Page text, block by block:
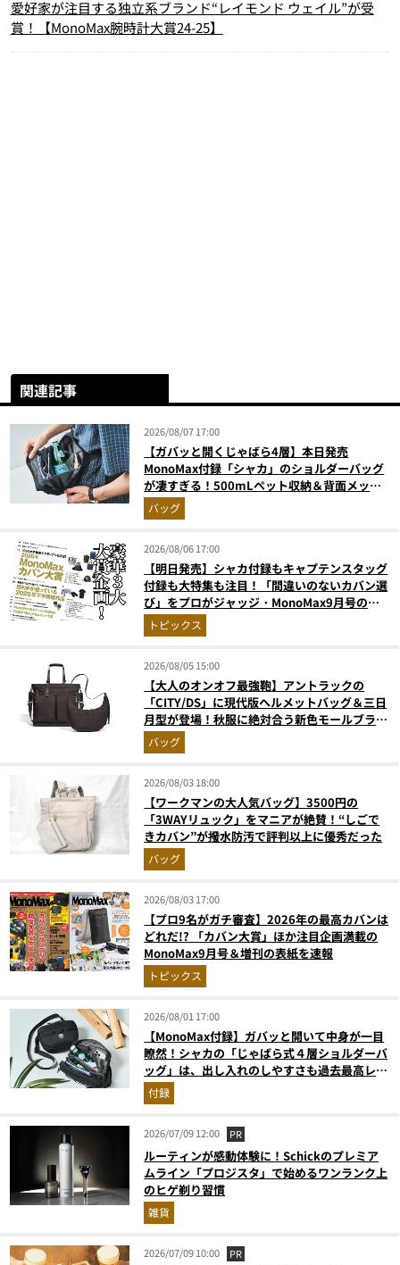
愛好家が注目する独立系ブランド“レイモンド ウェイル”が受
賞！【MonoMax腕時計大賞24-25】
関連記事
2026/08/07 17:00
【ガバッと開くじゃばら4層】本日発売
MonoMax付録「シャカ」のショルダーバッグ
が凄すぎる！500mLペット収納＆背面メッシ
ュでベタつかない
バッグ
2026/08/06 17:00
【明日発売】シャカ付録もキャプテンスタッグ
付録も大特集も注目！「間違いのないカバン選
び」をプロがジャッジ・MonoMax9月号の目
次を公開
トピックス
2026/08/05 15:00
【大人のオンオフ最強鞄】アントラックの
「CITY/DS」に現代版ヘルメットバッグ＆三日
月型が登場！秋服に絶対合う新色モールブラウ
ンが傑作
バッグ
2026/08/03 18:00
【ワークマンの大人気バッグ】3500円の
「3WAYリュック」をマニアが絶賛！“しごで
きカバン”が撥水防汚で評判以上に優秀だった
バッグ
2026/08/03 17:00
【プロ9名がガチ審査】2026年の最高カバンは
どれだ!? 「カバン大賞」ほか注目企画満載の
MonoMax9月号＆増刊の表紙を速報
トピックス
2026/08/01 17:00
【MonoMax付録】ガバッと開いて中身が一目
瞭然！シャカの「じゃばら式４層ショルダーバ
ッグ」は、出し入れのしやすさも過去最高レベ
ルだった！
付録
2026/07/09 12:00 PR
ルーティンが感動体験に！Schickのプレミア
ムライン「プロジスタ」で始めるワンランク上
のヒゲ剃り習慣
雑貨
2026/07/09 10:00 PR